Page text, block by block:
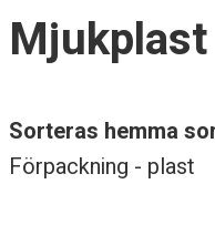
u
k
p
Mjukplast
Sorteras hemma
Förpackning - plast